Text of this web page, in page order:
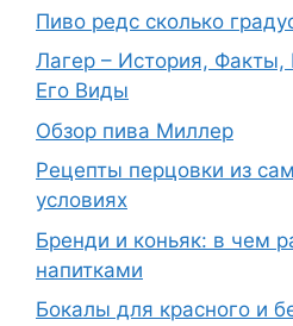
Пиво редс сколько
Лагер – История, Факты,
Его Виды
Обзор пива Миллер
Рецепты перцовки из
условиях
Бренди и коньяк: в чем
напитками
Бокалы для красного и